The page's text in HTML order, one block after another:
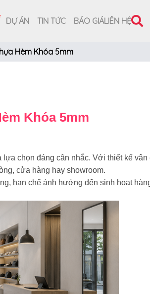
DỰ ÁN TIN TỨC BÁO GIÁLIÊN HỆ
Hèm Khóa 5mm
Khóa 5mm
lựa chọn đáng cân nhắc. Với thiết kế
cửa hàng hay showroom.
hạn chế ảnh hưởng đến sinh hoạt